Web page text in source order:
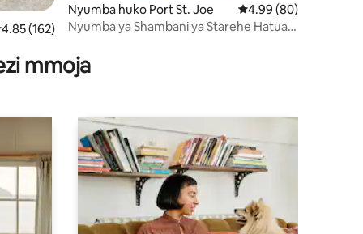
146 wa wastani wa 4.85 kati ya 5, tathmini 162
4.85 (162)
Nyumba huko Port St. Joe Ukadiriaji wa wastani
4.99 (80)
Nyumba ya Shambani ya Starehe Hatua
mmoja